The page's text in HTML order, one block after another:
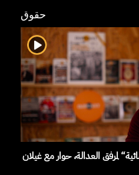
حقوق
لمرفق العدالة، حوار مع غيلان